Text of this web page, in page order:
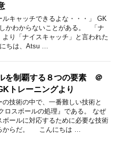
ルキャッチできるよな・・・」 GK
かわからないことがある。 「ナ
より「ナイスキャッチ」と言われた
ちは、Atsu …
を制覇する８つの要素 ＠
トレーニングより
の技術の中で、一番難しい技術と
ロスボールの処理』である。 なぜ
ボールに対応するために必要な技術
からだ。 こんにちは …